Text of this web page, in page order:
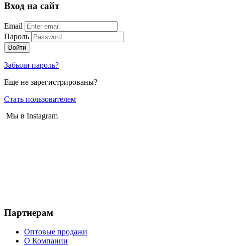
Вход на сайт
Email
Пароль
Войти
Забыли пароль?
Еще не зарегистрированы?
Стать пользователем
Мы в Instagram
Партнерам
Оптовые продажи
О Компании